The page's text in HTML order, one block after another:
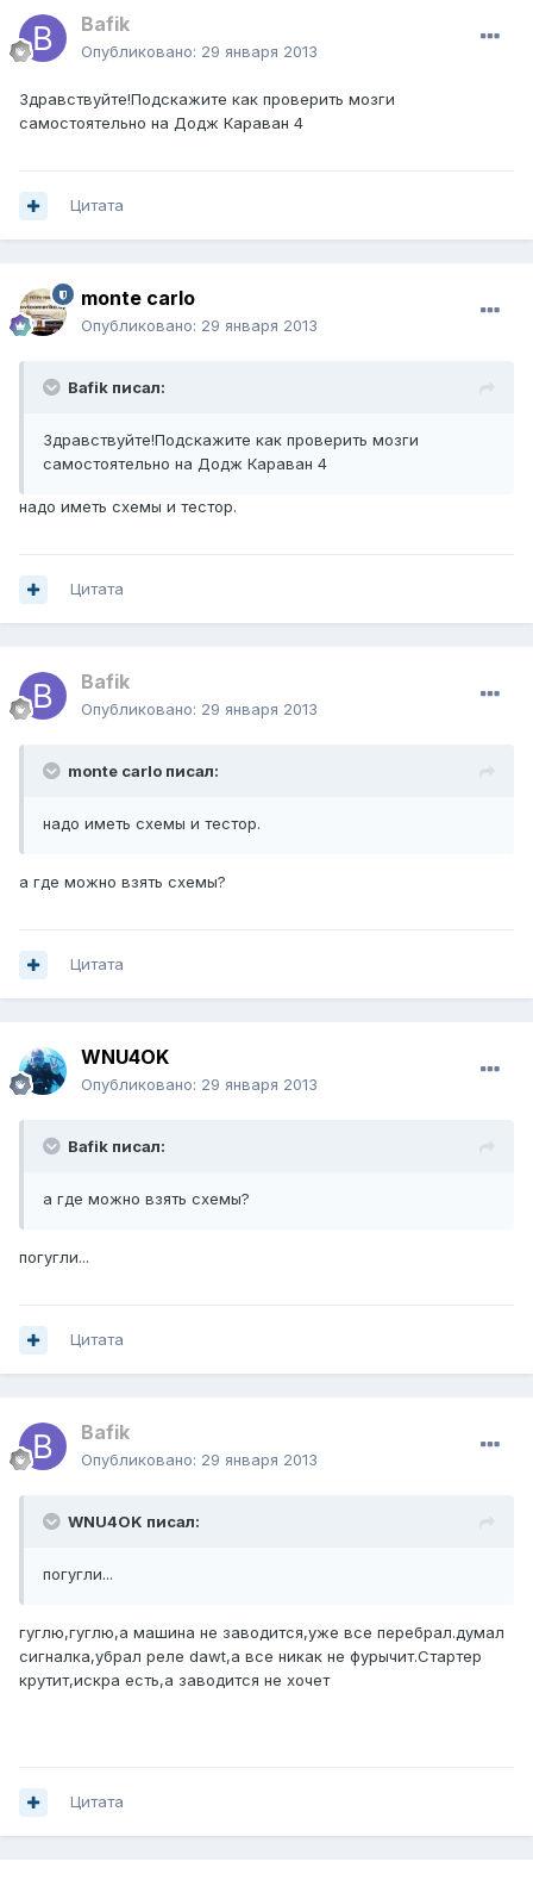
Bafik
Опубликовано: 29 января 2013
Здравствуйте!Подскажите как проверить мозги
самостоятельно на Додж Караван 4
Цитата
monte carlo
Опубликовано: 29 января 2013
Bafik писал:
Здравствуйте!Подскажите как проверить мозги
самостоятельно на Додж Караван 4
надо иметь схемы и тестор.
Цитата
Bafik
Опубликовано: 29 января 2013
monte carlo писал:
надо иметь схемы и тестор.
а где можно взять схемы?
Цитата
WNU4OK
Опубликовано: 29 января 2013
Bafik писал:
а где можно взять схемы?
погугли...
Цитата
Bafik
Опубликовано: 29 января 2013
WNU4OK писал:
погугли...
гуглю,гуглю,а машина не заводится,уже все перебрал.думал
сигналка,убрал реле dawt,а все никак не фурычит.Стартер
крутит,искра есть,а заводится не хочет
Цитата